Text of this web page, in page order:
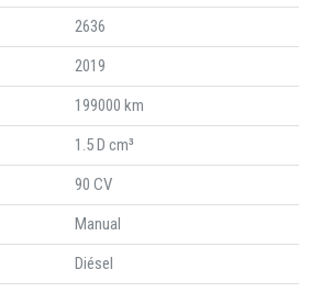
2636
2019
199000 km
1.5 D cm³
90 CV
Manual
Diésel